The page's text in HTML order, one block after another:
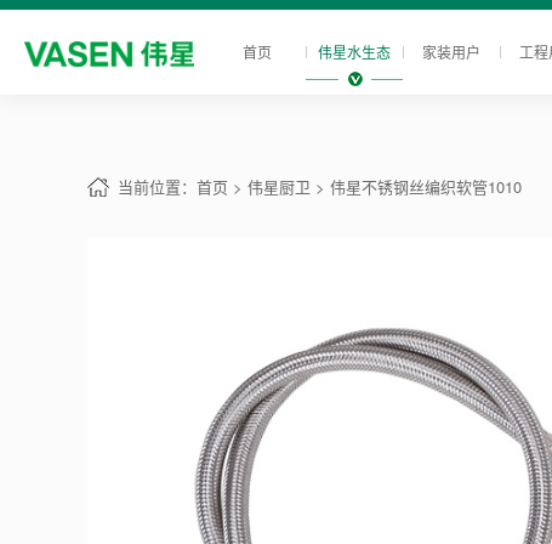
首页 伟星水生态 家装用户 工程
当前位置： 首页 > 伟星厨卫 > 伟星不锈钢丝编织软管1010